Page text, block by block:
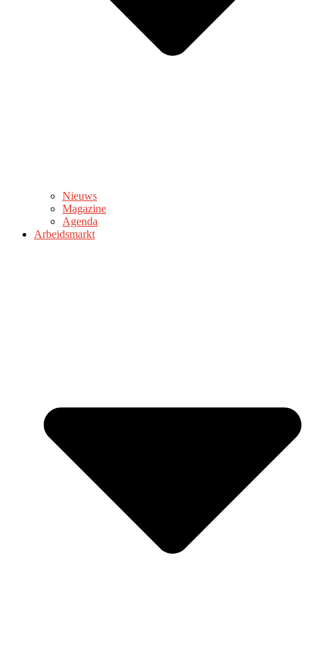
Nieuws
Magazine
Agenda
Arbeidsmarkt